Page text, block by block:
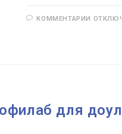
КОММЕНТАРИИ К
для доул